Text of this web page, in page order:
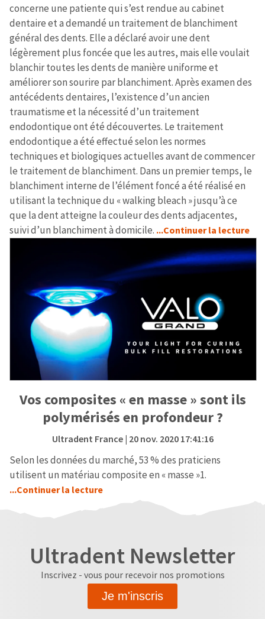
concerne une patiente qui s’est rendue au cabinet
dentaire et a demandé un traitement de blanchiment
général des dents. Elle a déclaré avoir une dent
légèrement plus foncée que les autres, mais elle voulait
blanchir toutes les dents de manière uniforme et
améliorer son sourire par blanchiment. Après examen des
antécédents dentaires, l’existence d’un ancien
traumatisme et la nécessité d’un traitement
endodontique ont été découvertes. Le traitement
endodontique a été effectué selon les normes
techniques et biologiques actuelles avant de commencer
le traitement de blanchiment. Dans un premier temps, le
blanchiment interne de l’élément foncé a été réalisé en
utilisant la technique du « walking bleach » jusqu’à ce
que la dent atteigne la couleur des dents adjacentes,
suivi d’un blanchiment à domicile. ...Continuer la lecture
Vos composites « en masse » sont ils
polymérisés en profondeur ?
Ultradent France| 20 nov. 2020 17:41:16
Selon les données du marché, 53 % des praticiens
utilisent un matériau composite en « masse »1.
...Continuer la lecture
Ultradent Newsletter
Inscrivez - vous pour recevoir nos promotions
Je m'inscris